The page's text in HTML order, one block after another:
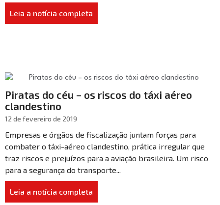
Leia a notícia completa
Piratas do céu – os riscos do táxi aéreo
clandestino
12 de fevereiro de 2019
Empresas e órgãos de fiscalização juntam forças para
combater o táxi-aéreo clandestino, prática irregular que
traz riscos e prejuízos para a aviação brasileira. Um risco
para a segurança do transporte...
Leia a notícia completa